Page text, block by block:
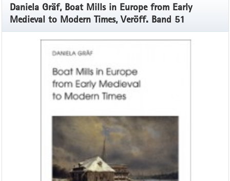
Daniela Gräf, Boat Mills in Europe from Early
Medieval to Modern Times, Veröff. Band 51